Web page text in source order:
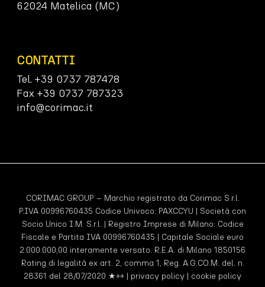
62024 Matelica (MC)
CONTATTI
Tel. +39 0737 787478
Fax +39 0737 787323
info@corimac.it
CORIMAC GROUP – Marchio registrato da Corimac S.r.l.
P.IVA 00996760435 Codice Univoco: PAXCCYU | Società con
Socio Unico I.M. S.r.l. | Registro Imprese di Milano: Codice
Fiscale e Partita IVA 00996760435 | Capitale Sociale euro
2.000.000,00 interamente versato. R.E.A. di Milano 1850156
Rating di legalità ex art. 2, comma 1, Reg. A.G.CO.M. del. n.
28361 del 28/07/2020 ★++ | privacy policy | cookie policy